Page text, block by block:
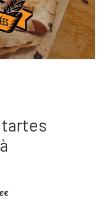
tartes